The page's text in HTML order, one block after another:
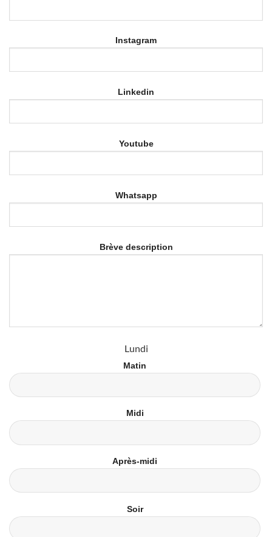
Instagram
Linkedin
Youtube
Whatsapp
Brève description
Lundi
Matin
Midi
Après-midi
Soir